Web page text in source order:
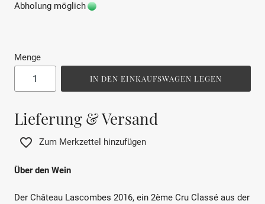
Abholung möglich
Menge
IN DEN EINKAUFSWAGEN LEGEN
Lieferung & Versand
Zum Merkzettel hinzufügen
Über den Wein
Der Château Lascombes 2016, ein 2ème Cru Classé aus der